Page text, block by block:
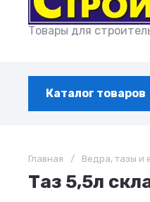
Товары для
Каталог товаров
Главная / Ведра, тазы и
Таз 5,5л